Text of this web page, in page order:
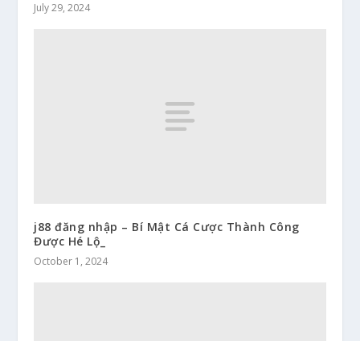
July 29, 2024
j88 đăng nhập – Bí Mật Cá Cược Thành Công
Được Hé Lộ_
October 1, 2024